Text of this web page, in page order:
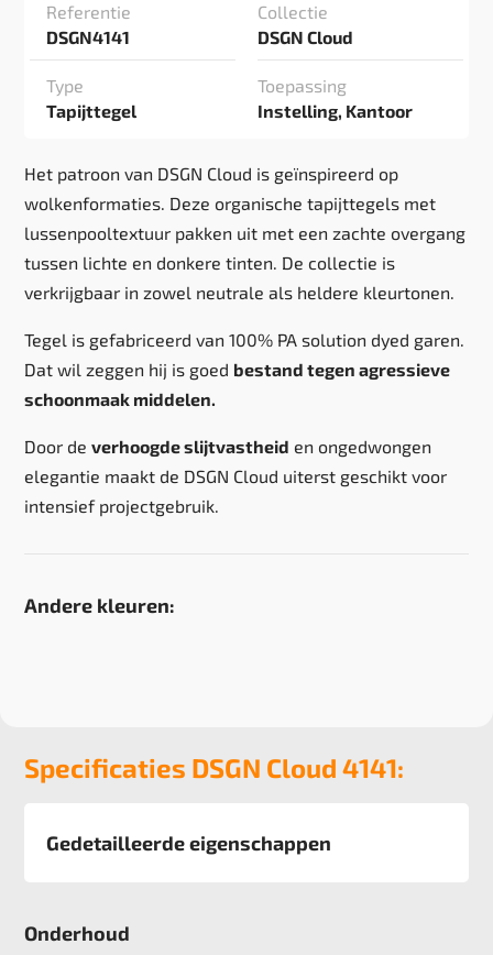
Referentie
DSGN4141
Collectie
DSGN Cloud
Type
Tapijttegel
Toepassing
Instelling, Kantoor
Het patroon van DSGN Cloud is geïnspireerd op
wolkenformaties. Deze organische tapijttegels met
lussenpooltextuur pakken uit met een zachte overgang
tussen lichte en donkere tinten. De collectie is
verkrijgbaar in zowel neutrale als heldere kleurtonen.
Tegel is gefabriceerd van 100% PA solution dyed garen.
Dat wil zeggen hij is goed bestand tegen agressieve
schoonmaak middelen.
Door deverhoogde slijtvastheid en ongedwongen
elegantie maakt de DSGN Cloud uiterst geschikt voor
intensief projectgebruik.
Andere kleuren:
Specificaties DSGN Cloud 4141:
Gedetailleerde eigenschappen
Pool
Onderhoud